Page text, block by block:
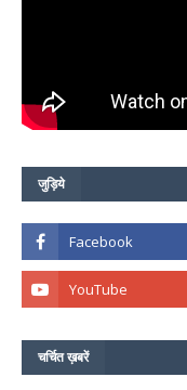
जुड़िये
चर्चित ख़बरें